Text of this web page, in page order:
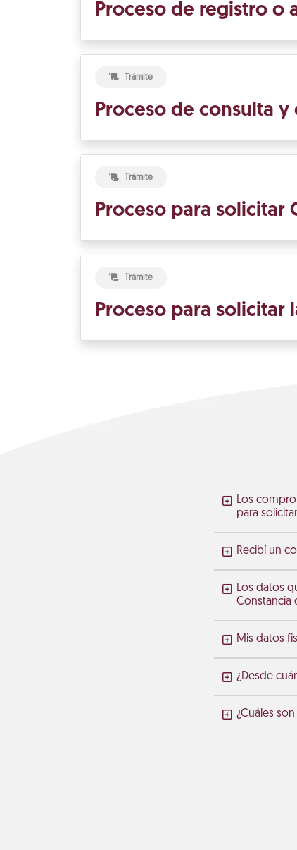
Proceso de registro o
Trámite
Proceso de consulta y
Trámite
Proceso para solicitar
Trámite
Proceso para solicitar
Los
para
Recibí un
Los datos
Constancia
Mis datos
¿Desde
¿Cuáles